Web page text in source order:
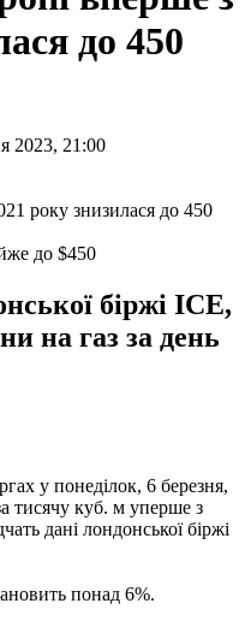
до 450
2023, 21:00
до $450
біржі ICE,
на газ за день
у понеділок, 6 березня,
тисячу куб. м уперше з
дані лондонської біржі
понад 6%.